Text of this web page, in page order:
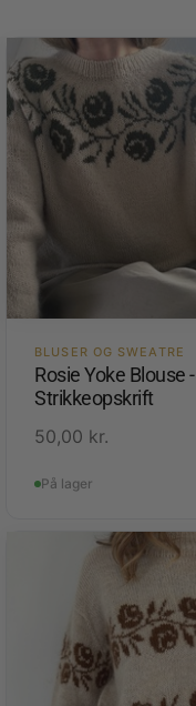
BLUSER OG SWEATRE
Rosie Yoke Blouse -
Strikkeopskrift
50,00 kr.
På lager